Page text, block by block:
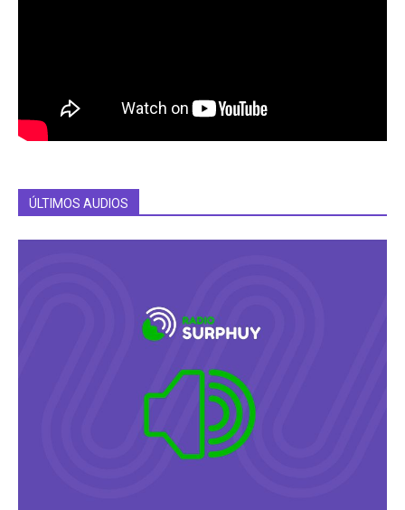
ÚLTIMOS AUDIOS